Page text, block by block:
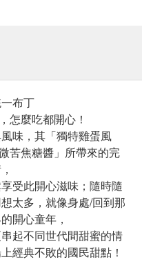
布丁
怎麼吃都開心！
味，其「獨特雞蛋風
苦焦糖醬」所帶來的完
受此開心滋味；隨時隨
太多，就像身處/回到那
開心童年，
起不同世代間甜蜜的情
經典不敗的國民甜點！